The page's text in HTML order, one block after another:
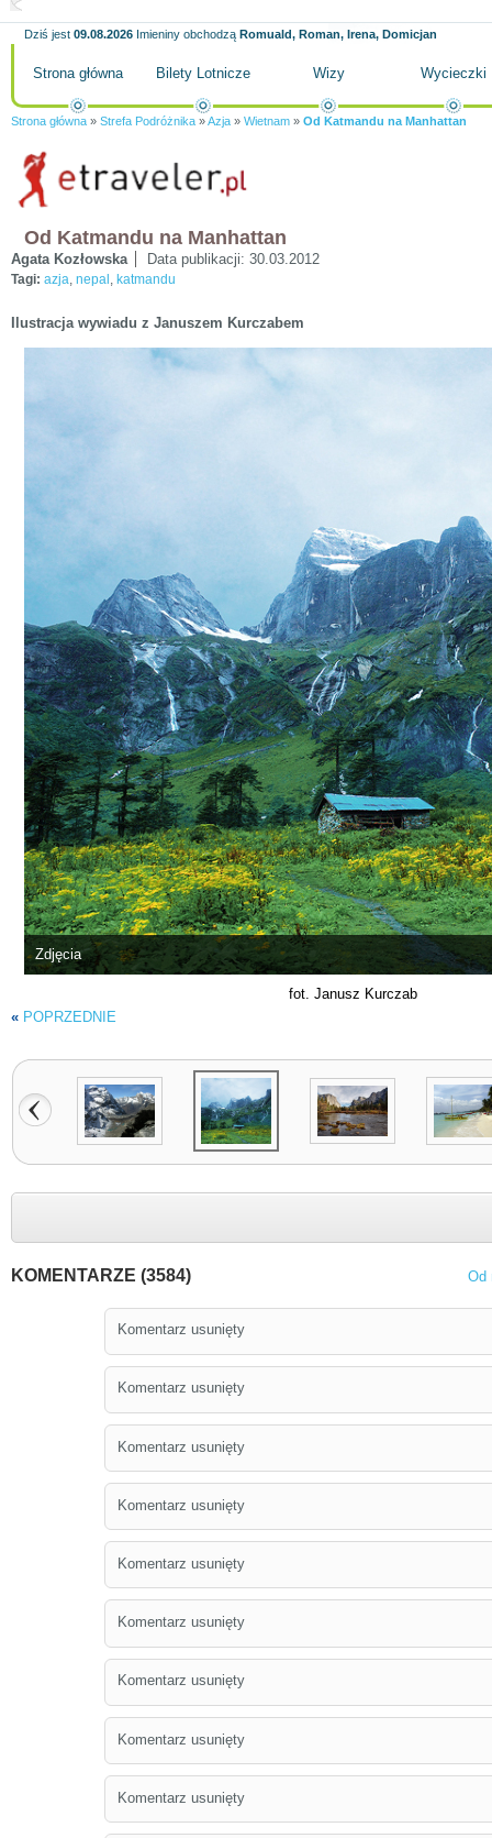
Dziś jest 09.08.2026 Imieniny obchodzą Romuald, Roman, Irena, Domicjan
Strona główna Bilety Lotnicze Wizy Wycieczki
Strona główna » Strefa Podróżnika »Azja » Wietnam » Od Katmandu na Manhattan
Od Katmandu na Manhattan
Agata Kozłowska Data publikacji: 30.03.2012
Tagi: azja, nepal , katmandu
Ilustracja wywiadu z Januszem Kurczabem
Zdjęcia
fot. Janusz Kurczab
« POPRZEDNIE
KOMENTARZE (3584) Od
Komentarz usunięty
Komentarz usunięty
Komentarz usunięty
Komentarz usunięty
Komentarz usunięty
Komentarz usunięty
Komentarz usunięty
Komentarz usunięty
Komentarz usunięty